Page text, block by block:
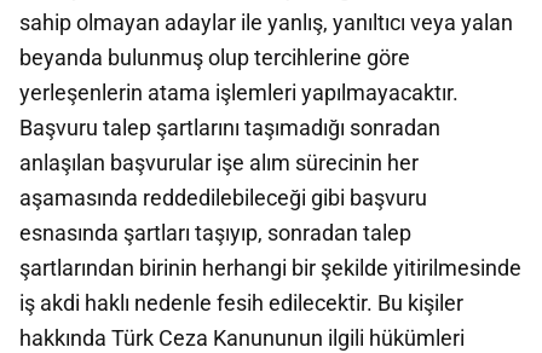
sahip olmayan adaylar ile yanlış, yanıltıcı veya yalan
beyanda bulunmuş olup tercihlerine göre
yerleşenlerin atama işlemleri yapılmayacaktır.
Başvuru talep şartlarını taşımadığı sonradan
anlaşılan başvurular işe alım sürecinin her
aşamasında reddedilebileceği gibi başvuru
esnasında şartları taşıyıp, sonradan talep
şartlarından birinin herhangi bir şekilde yitirilmesinde
iş akdi haklı nedenle fesih edilecektir. Bu kişiler
hakkında Türk Ceza Kanununun ilgili hükümleri